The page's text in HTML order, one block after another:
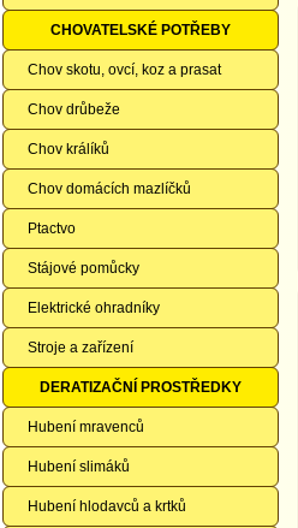
CHOVATELSKÉ POTŘEBY
Chov skotu, ovcí, koz a prasat
Chov drůbeže
Chov králíků
Chov domácích mazlíčků
Ptactvo
Stájové pomůcky
Elektrické ohradníky
Stroje a zařízení
DERATIZAČNÍ PROSTŘEDKY
Hubení mravenců
Hubení slimáků
Hubení hlodavců a krtků